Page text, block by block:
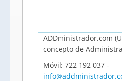
ADDministrador.com
concepto de
Móvil: 722 192 037 -